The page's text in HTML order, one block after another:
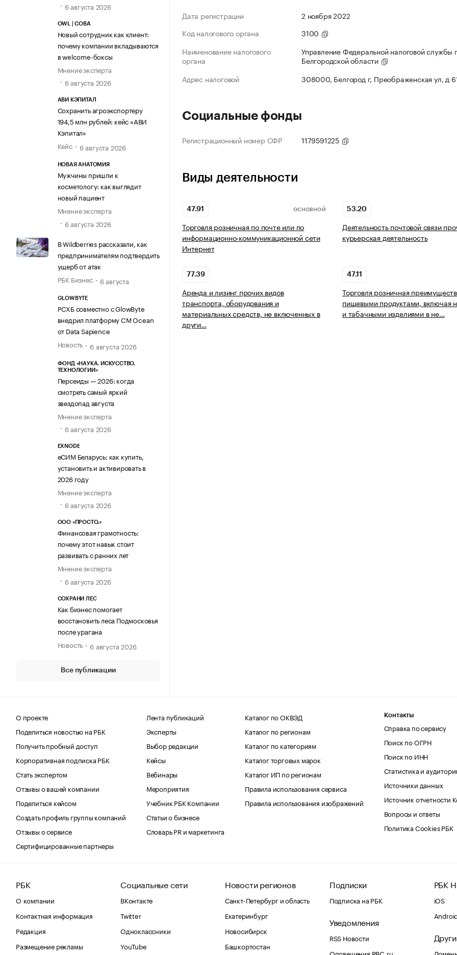
6 августа 2026
OWL | СОВА
Новый сотрудник как клиент:
почему компании вкладываются
в welcome-боксы
Мнение эксперта
6 августа 2026
АВИ КЭПИТАЛ
Сохранить агроэкспортеру
194,5 млн рублей: кейс «АВИ
Кэпитал»
Кейс
6 августа 2026
НОВАЯ АНАТОМИЯ
Мужчины пришли к
косметологу: как выглядит
новый пациент
Мнение эксперта
6 августа 2026
В Wildberries рассказали, как
предпринимателям подтвердить
ущерб от атак
РБК Бизнес
6 августа
GLOWBYTE
РСХБ совместно с GlowByte
внедрил платформу CM Ocean
от Data Sapience
Новость
6 августа 2026
ФОНД «НАУКА. ИСКУССТВО.
ТЕХНОЛОГИИ»
Персеиды — 2026: когда
смотреть самый яркий
звездопад августа
Мнение эксперта
6 августа 2026
EXNODE
еСИМ Беларусь: как купить,
установить и активировать в
2026 году
Мнение эксперта
6 августа 2026
ООО «ПРОСТО.»
Финансовая грамотность:
почему этот навык стоит
развивать с ранних лет
Мнение эксперта
6 августа 2026
СОХРАНИ ЛЕС
Как бизнес помогает
восстановить леса Подмосковья
после урагана
Новость
6 августа 2026
Все публикации
Дата регистрации
2 ноября 2022
Код налогового органа
3100
Наименование налогового
органа
Управление Федеральной налоговой службы
Белгородской области
Адрес налоговой
308000, Белгород г, Преображенская ул, д
Социальные фонды
Регистрационный номер СФР 1179591225
Виды деятельности
47.91 ОСНОВНОЙ
Торговля розничная по почте или по
информационно-коммуникационной сети
Интернет
53.20
Деятельность почтовой связи
курьерская деятельность
77.39
Аренда и лизинг прочих видов
транспорта, оборудования и
материальных средств, не включенных в
други…
47.11
Торговля розничная
пищевыми продуктами, включая
и табачными изделиями в не…
О проекте
Поделиться новостью на РБК
Получить пробный доступ
Корпоративная подписка РБК
Стать экспертом
Отзывы о вашей компании
Поделиться кейсом
Создать профиль группы компаний
Отзывы о сервисе
Сертифицированные партнеры
Лента публикаций
Эксперты
Выбор редакции
Кейсы
Вебинары
Мероприятия
Учебник РБК Компании
Статьи о бизнесе
Словарь PR и маркетинга
Каталог по ОКВЭД
Каталог по регионам
Каталог по категориям
Каталог торговых марок
Каталог ИП по регионам
Правила использования сервиса
Правила использования изображений
Контакты
Справка по сервису
Поиск по ОГРН
Поиск по ИНН
Статистика и
Источники данных
Источник отчетности
Вопросы и ответы
Политика Cookies РБК
РБК
О компании
Контактная информация
Редакция
Размещение рекламы
Социальные сети
ВКонтакте
Twitter
Одноклассники
YouTube
Новости регионов
Санкт-Петербург и область
Екатеринбург
Новосибирск
Башкортостан
Подписки
Подписка на РБК
Уведомления
RSS Новости
Оповещения RBC.ru
РБК
iOS